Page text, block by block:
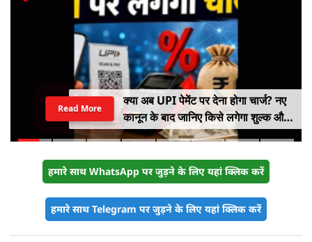
क्या अब UPI पेमेंट पर देना होगा चार्ज? नए
कानून के बाद जानिए किसे लगेगा शुल्क और
किसे नहीं
Read More
हमारे साथ WhatsApp पर जुड़ने के लिए यहां क्लिक करें
हमारे साथ Telegram पर जुड़ने के लिए यहां क्लिक करें